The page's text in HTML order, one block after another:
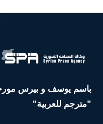
باسم يوسف و بيرس
"مترجم للعربية"